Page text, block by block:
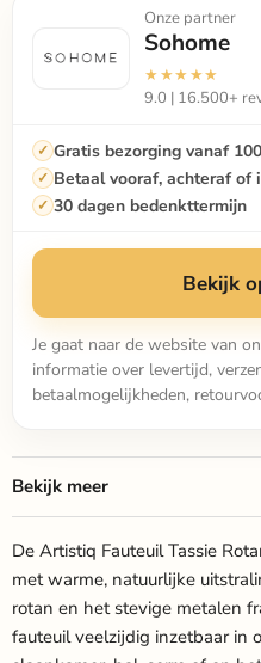
Onze partner
Sohome
★★★★★
9.0 | 16.500+
Gratis bezorging vanaf
Betaal vooraf, achteraf of
30 dagen bedenkttermijn
Bekijk
Je gaat naar de website van
informatie over levertijd,
betaalmogelijkheden,
Bekijk meer
De Artistiq Fauteuil Tassie
met warme, natuurlijke
rotan en het stevige metalen
fauteuil veelzijdig inzetbaar in